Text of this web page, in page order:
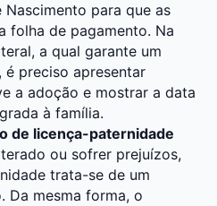
para que as
folha de pagamento. Na
a qual garante um
é preciso apresentar
a adoção e mostrar a data
à família.
de licença-paternidade
ou sofrer prejuízos,
trata-se de um
Da mesma forma, o